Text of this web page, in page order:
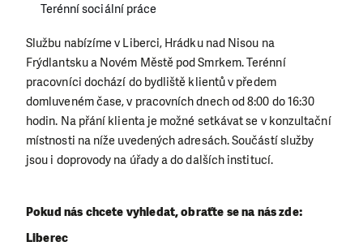
Terénní sociální práce
Službu nabízíme v Liberci, Hrádku nad Nisou na
Frýdlantsku a Novém Městě pod Smrkem. Terénní
pracovníci dochází do bydliště klientů v předem
domluveném čase, v pracovních dnech od 8:00 do 16:30
hodin. Na přání klienta je možné setkávat se v konzultační
místnosti na níže uvedených adresách. Součástí služby
jsou i doprovody na úřady a do dalších institucí.
Pokud nás chcete vyhledat, obraťte se na nás zde:
Liberec